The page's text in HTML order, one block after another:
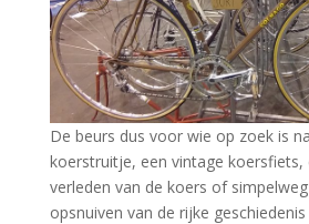
De beurs dus voor wie op zoek is
koerstruitje, een vintage
verleden van de koers of
opsnuiven van de rijke